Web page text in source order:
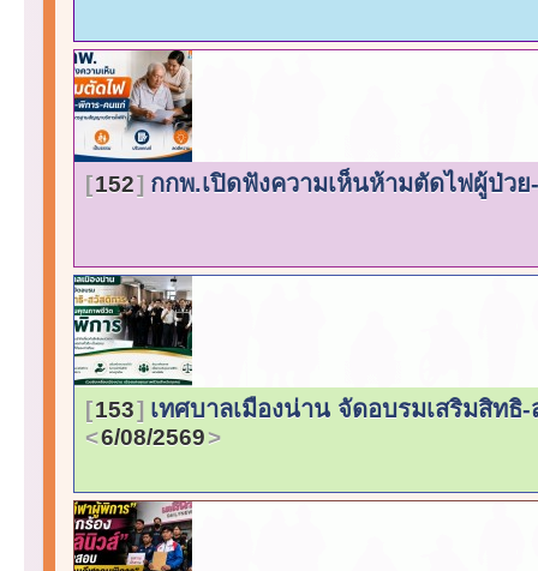
152 กกพ.เปิดฟังความเห็นห้ามตัดไฟผู้ป่
153 เทศบาลเมืองน่าน จัดอบรมเสริมสิท
6/08/2569